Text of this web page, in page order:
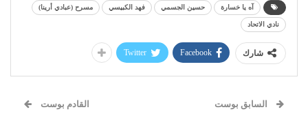
آه يا خسارة حسين الجسمي فهد الكبيسي مسرح (عبادي أرينا)
نادي الاتحاد
شارك Facebook
Twitter
السابق بوست القادم بوست